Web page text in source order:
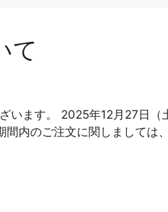
て
います。 2025年12月27日（
内のご注文に関しましては